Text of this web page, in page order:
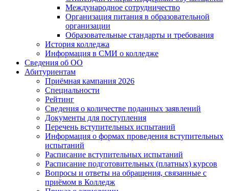
Международное сотрудничество
Организация питания в образовательной
организации
Образовательные стандарты и требования
История колледжа
Информация в СМИ о колледже
Сведения об ОО
Абитуриентам
Приёмная кампания 2026
Специальности
Рейтинг
Сведения о количестве поданных заявлений
Документы для поступления
Перечень вступительных испытаний
Информация о формах проведения вступительных
испытаний
Расписание вступительных испытаний
Расписание подготовительных (платных) курсов
Вопросы и ответы на обращения, связанные с
приёмом в Колледж